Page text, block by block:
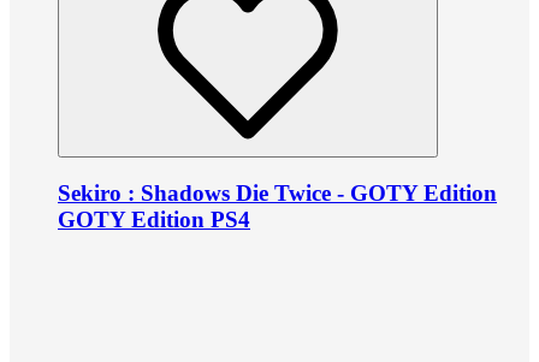
Sekiro : Shadows Die Twice - GOTY Edition
GOTY Edition PS4